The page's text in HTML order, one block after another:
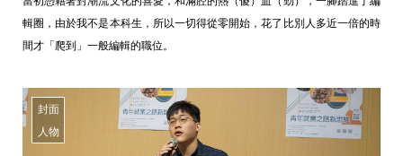
輯圈，由於我不是本科生，所以一切得從零開始，花了比別人多近一倍的時
間才「爬到」一般編輯的職位。
封面
人物